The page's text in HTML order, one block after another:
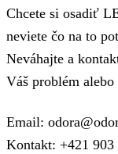
Chcete si osadiť
neviete čo na to
Neváhajte a
Váš problém alebo
Email:
Kontakt: +421 903